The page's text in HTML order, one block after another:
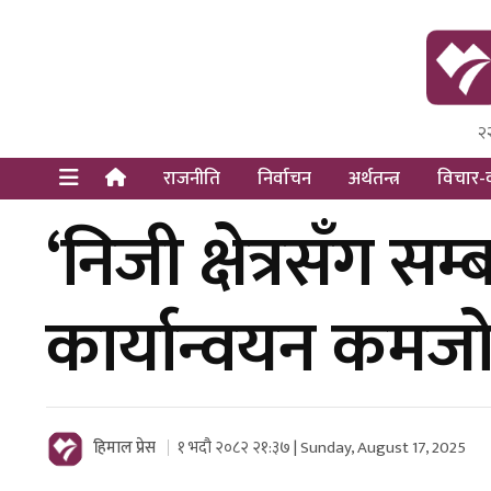
Himal
Dot
राजनीति निर्वाचन अर्थतन्त्र विचार-
‘निजी क्षेत्रसँग
कार्यान्वयन
हिमाल प्रेस १ भदौ २०८२ २१:३७ | Sunday, August 17, 2025